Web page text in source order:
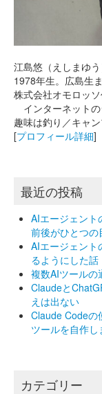
江島悠（えしまゆう
1978年生。広島生
株式会社オモロッ
インターネット
趣味は釣り／キャ
[プロフィール詳細]
最近の投稿
AIエージェント
前後がひとつの
AIエージェント
るようにした話
複数AIツールの
Claudeと
えは出ない
Claude Codeの
ツールを自作し
カテゴリー